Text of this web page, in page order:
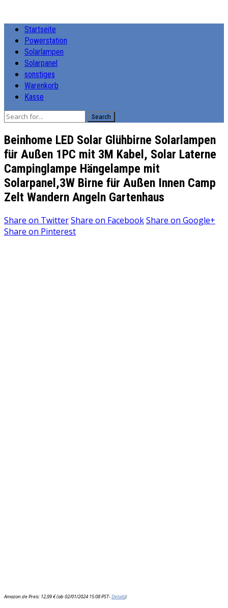
Startseite
Powerstation
Solarlampen
Solarpanel
sonstiges
Warenkorb
Kasse
Search
Beinhome LED Solar Glühbirne Solarlampen
für Außen 1PC mit 3M Kabel, Solar Laterne
Campinglampe Hängelampe mit
Solarpanel,3W Birne für Außen Innen Camp
Zelt Wandern Angeln Gartenhaus
Share on TwitterShare on FacebookShare on Google+
Share on Pinterest
Amazon.de Preis: 12,99€(ab 02/01/2024 15:08 PST-Details)